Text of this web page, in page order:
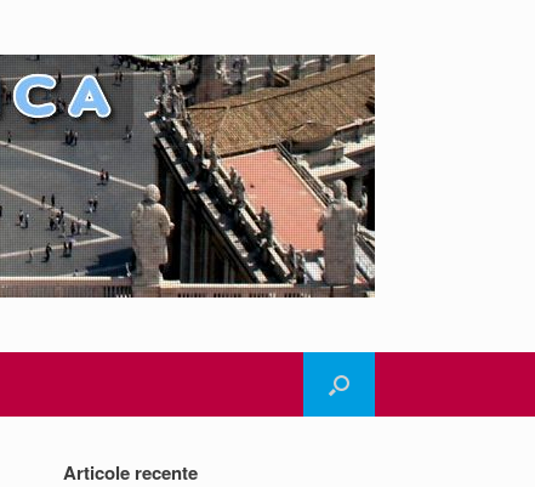
Articole recente